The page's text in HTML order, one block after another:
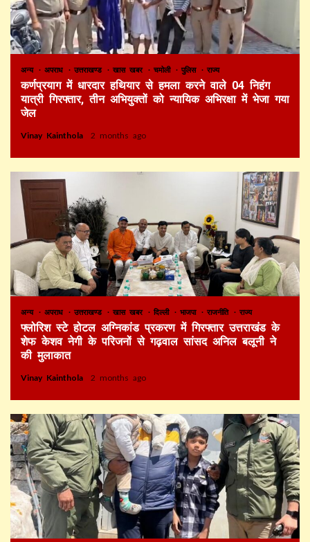
अन्य अपराध उत्तराखण्ड खास खबर चमोली पुलिस राज्य
कर्णप्रयाग में धारदार हथियार से हमला करने वाले 04 निहंग
यात्री गिरफ्तार, तीन अभियुक्तों को न्यायिक अभिरक्षा में भेजा गया
जेल
Vinay Kainthola 2 months ago
अन्य अपराध उत्तराखण्ड खास खबर दिल्ली भाजपा राजनीति राज्य
फ्लोरिश स्टे होटल अग्निकांड प्रकरण में गिरफ्तार उत्तराखंड के
शेफ केशव नेगी के परिजनों से गढ़वाल सांसद अनिल बलूनी ने
की मुलाकात
Vinay Kainthola 2 months ago